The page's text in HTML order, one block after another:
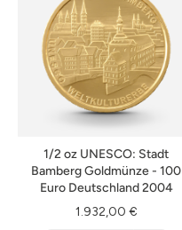
1/2 oz UNESCO: Stadt
Bamberg Goldmünze - 100
Euro Deutschland 2004
1.932,00 €